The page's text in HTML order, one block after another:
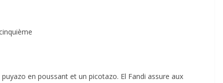
en poussant et un picotazo. El Fandi assure aux